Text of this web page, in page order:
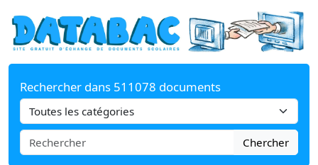
Rechercher dans 511078 documents
Chercher